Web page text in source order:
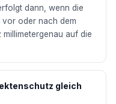
dann, wenn die
vor oder nach dem
auf die
gleich